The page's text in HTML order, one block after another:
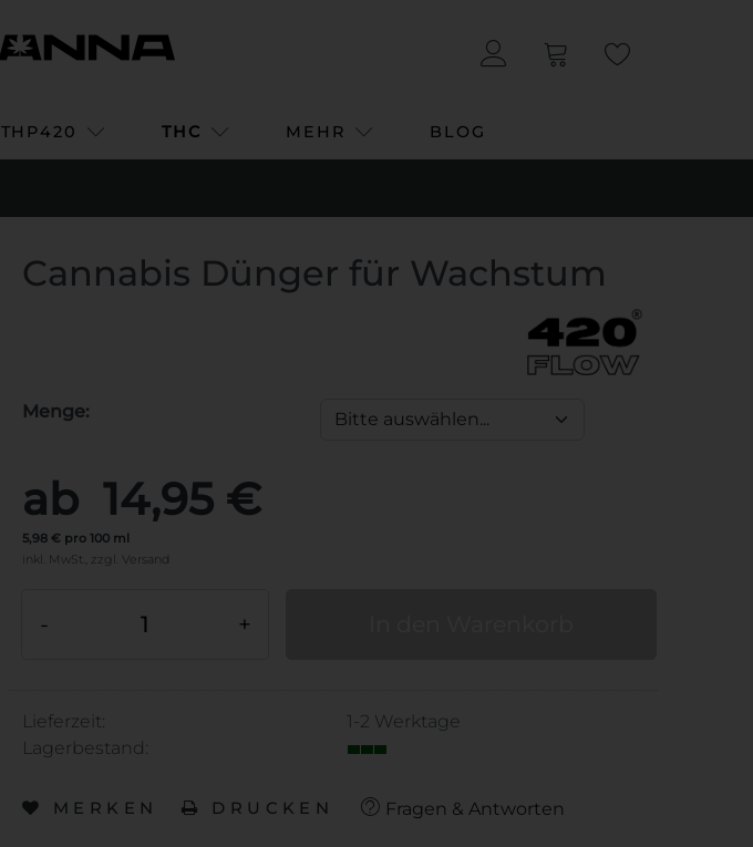
THP420 THC MEHR BLOG
Cannabis Dünger für Wachstum
Menge:
ab 14,95 €
5,98 € pro 100 ml
inkl. MwSt.,
zzgl. Versand
- +
Lieferzeit:
1-2 Werktage
Lagerbestand:
MERKEN DRUCKEN Fragen & Antworten